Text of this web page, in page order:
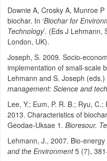
Downie A, Crosky A, Munroe
biochar. In ‘Biochar for
Technology’. (Eds J
London, UK).
Joseph, S. 2009. Socio-
implementation of small-scale
Lehmann and S. Joseph (eds.)
management: Science and
Lee, Y.; Eum, P. R. B.; Ryu,
2013. Characteristics of
Geodae-Uksae 1. Bioresour.
Lehmann, J., 2007. Bio-
and the Environment5 (7),